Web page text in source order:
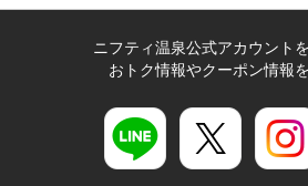
ニフティ温泉公式アカウント
おトク情報やクーポン情報